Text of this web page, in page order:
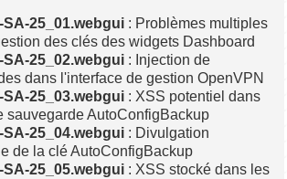
25_01.webgui : Problèmes multiples
des clés des widgets Dashboard
25_02.webgui : Injection de
dans l'interface de gestion OpenVPN
25_03.webgui : XSS potentiel dans
sauvegarde AutoConfigBackup
25_04.webgui : Divulgation
de la clé AutoConfigBackup
25_05.webgui : XSS stocké dans les